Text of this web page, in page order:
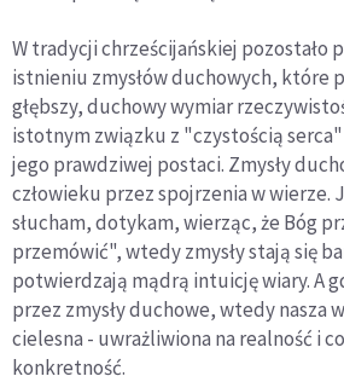
W tradycji chrześcijańskiej pozostało
istnieniu zmysłów duchowych, które
głębszy, duchowy wymiar
istotnym związku z "czystością
jego prawdziwej postaci. Zmysły
człowieku przez spojrzenia w wierze.
słucham, dotykam, wierząc, że Bóg
przemówić", wtedy zmysły stają się
potwierdzają mądrą intuicję wiary. A
przez zmysły duchowe, wtedy nasza
cielesna - uwrażliwiona na realność i
konkretność.